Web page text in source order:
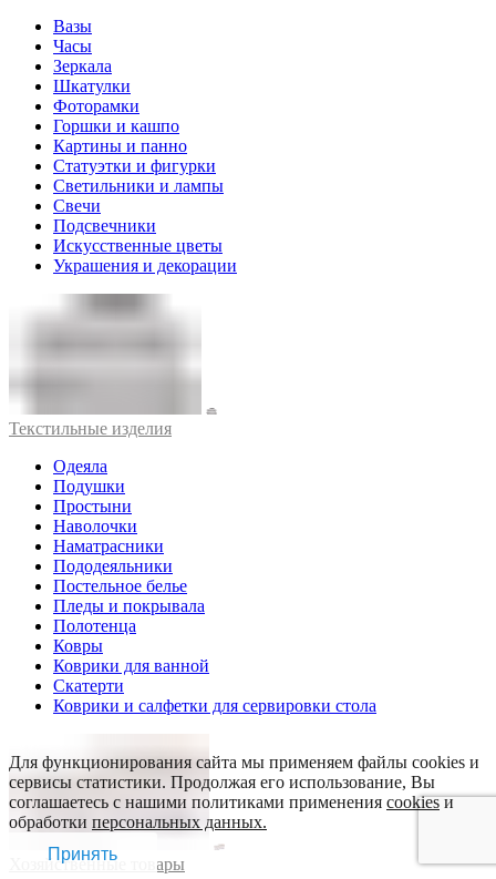
Вазы
Часы
Зеркала
Шкатулки
Фоторамки
Горшки и кашпо
Картины и панно
Статуэтки и фигурки
Светильники и лампы
Свечи
Подсвечники
Искусственные цветы
Украшения и декорации
Текстильные изделия
Одеяла
Подушки
Простыни
Наволочки
Наматрасники
Пододеяльники
Постельное белье
Пледы и покрывала
Полотенца
Ковры
Коврики для ванной
Скатерти
Коврики и салфетки для сервировки стола
Хозяйственные товары
Для функционирования сайта мы применяем файлы cookies и
сервисы статистики. Продолжая его использование, Вы
соглашаетесь с нашими политиками применения cookiesи
обработки персональных данных.
Принять